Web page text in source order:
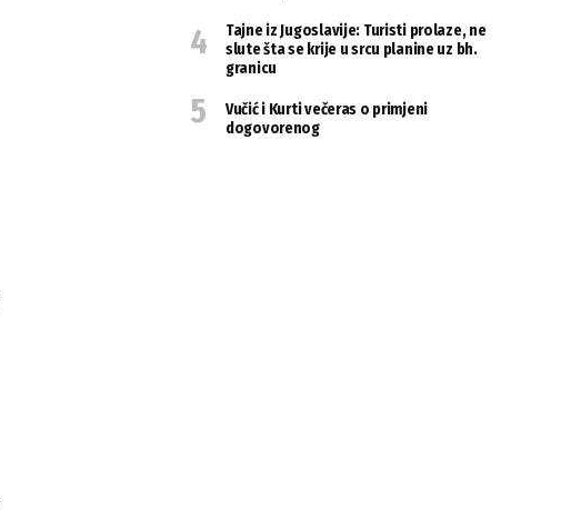
Tajne iz Jugoslavije: Turisti prolaze, ne
slute šta se krije u srcu planine uz bh.
granicu
Vučić i Kurti večeras o primjeni
dogovorenog